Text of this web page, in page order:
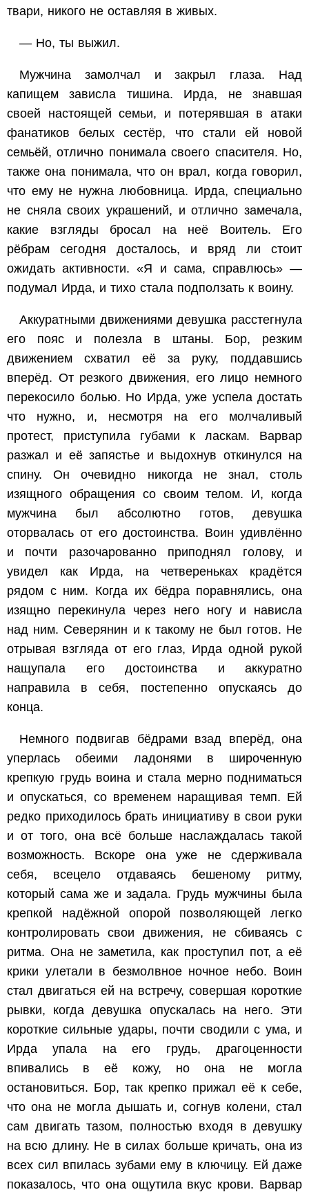
твари, никого не оставляя в живых.
— Но, ты выжил.
Мужчина замолчал и закрыл глаза. Над
капищем зависла тишина. Ирда, не знавшая
своей настоящей семьи, и потерявшая в атаки
фанатиков белых сестёр, что стали ей новой
семьёй, отлично понимала своего спасителя. Но,
также она понимала, что он врал, когда говорил,
что ему не нужна любовница. Ирда, специально
не сняла своих украшений, и отлично замечала,
какие взгляды бросал на неё Воитель. Его
рёбрам сегодня досталось, и вряд ли стоит
ожидать активности. «Я и сама, справлюсь» —
подумал Ирда, и тихо стала подползать к воину.
Аккуратными движениями девушка расстегнула
его пояс и полезла в штаны. Бор, резким
движением схватил её за руку, поддавшись
вперёд. От резкого движения, его лицо немного
перекосило болью. Но Ирда, уже успела достать
что нужно, и, несмотря на его молчаливый
протест, приступила губами к ласкам. Варвар
разжал и её запястье и выдохнув откинулся на
спину. Он очевидно никогда не знал, столь
изящного обращения со своим телом. И, когда
мужчина был абсолютно готов, девушка
оторвалась от его достоинства. Воин удивлённо
и почти разочарованно приподнял голову, и
увидел как Ирда, на четвереньках крадётся
рядом с ним. Когда их бёдра поравнялись, она
изящно перекинула через него ногу и нависла
над ним. Северянин и к такому не был готов. Не
отрывая взгляда от его глаз, Ирда одной рукой
нащупала его достоинства и аккуратно
направила в себя, постепенно опускаясь до
конца.
Немного подвигав бёдрами взад вперёд, она
уперлась обеими ладонями в широченную
крепкую грудь воина и стала мерно подниматься
и опускаться, со временем наращивая темп. Ей
редко приходилось брать инициативу в свои руки
и от того, она всё больше наслаждалась такой
возможность. Вскоре она уже не сдерживала
себя, всецело отдаваясь бешеному ритму,
который сама же и задала. Грудь мужчины была
крепкой надёжной опорой позволяющей легко
контролировать свои движения, не сбиваясь с
ритма. Она не заметила, как проступил пот, а её
крики улетали в безмолвное ночное небо. Воин
стал двигаться ей на встречу, совершая короткие
рывки, когда девушка опускалась на него. Эти
короткие сильные удары, почти сводили с ума, и
Ирда упала на его грудь, драгоценности
впивались в её кожу, но она не могла
остановиться. Бор, так крепко прижал её к себе,
что она не могла дышать и, согнув колени, стал
сам двигать тазом, полностью входя в девушку
на всю длину. Не в силах больше кричать, она из
всех сил впилась зубами ему в ключицу. Ей даже
показалось, что она ощутила вкус крови. Варвар